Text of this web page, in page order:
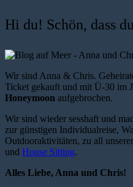
Hi du! Schön, dass
Wir sind Anna & Chris.
Ticket gekauft und mit Ü-30 im
Honeymoon aufgebrochen.
Wir sind wieder sesshaft und
zur günstigen Individualreise,
Outdooraktivitäten, zu all
und House Sitting.
Alles Liebe, Anna und Chris!